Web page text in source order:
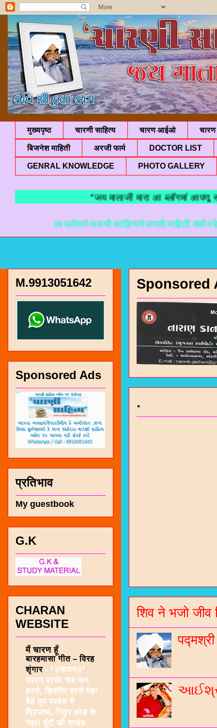
मुख्यपृष्ठ चारणी साहित्य चारण आईओ चारण
बिजनेश माहिती अरजी फार्म DOCTOR LIST
GENRAL KNOWLEDGE PHOTO GALLERY
"जय माताजी मारा आ ब्लॉगमां आपणु
आ ब्लोगमां चारणी साहित्यने लगती माहिती मळी रहे ते
Sponsored
.
जनरल
चारणी
नंबर
शिव ने भजो जीव
M.9913051642
Sponsored Ads
प्रतिभाव
My guestbook
G.K
CHARAN
WEBSITE
मैं चारण हूँ
बारहमासा गीत – विरह
शृंगार - *॥सावन॥*
सावन बरसे! सब जन
हरसे, झिरमिर बरसे मेह!
बैठे तुम परदेस में
प्रियतम, निठुर छोड़ के
नेह!! बूँदों की पाजेब